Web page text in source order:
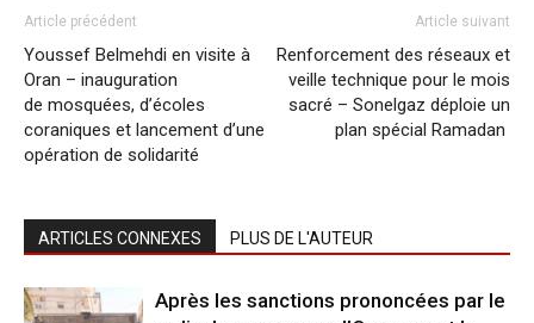
Article précédent
Youssef Belmehdi en visite à
Oran – inauguration
de mosquées, d’écoles
coraniques et lancement d’une
opération de solidarité
Article suivant
Renforcement des réseaux et
veille technique pour le mois
sacré – Sonelgaz déploie un
plan spécial Ramadan
ARTICLES CONNEXES PLUS DE L'AUTEUR
Après les sanctions prononcées par le